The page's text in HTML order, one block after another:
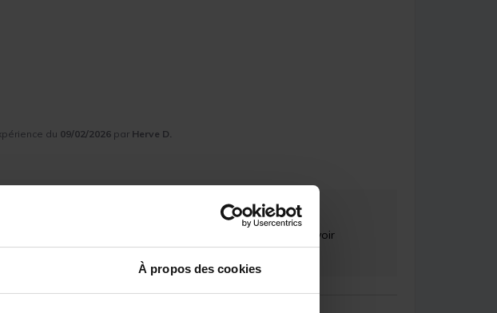
À propos des cookies
du 09/02/2026 par Herve D.
de vous compter parmi nos clients. C'est un réel plaisir.